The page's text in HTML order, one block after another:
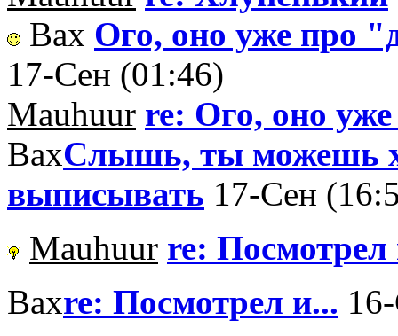
Вах Ого, оно уже про
17-Сен (01:46)
Mauhuur re: Ого, оно
ВахСлышь, ты можешь
выписывать 17-Сен
Mauhuur re: Посмотрел
Вахre: Посмотрел и...